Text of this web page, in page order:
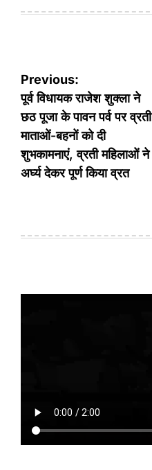
Post
navigation
Previous:
पूर्व विधायक राजेश शुक्ला ने
छठ पूजा के पावन पर्व पर व्रती
माताओं-बहनों को दी
शुभकामनाएं, व्रती महिलाओं ने
अर्घ्य देकर पूर्ण किया व्रत